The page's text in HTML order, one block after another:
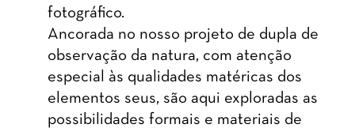
fotográfico.
Ancorada no nosso projeto de dupla de
observação da natura, com atenção
especial às qualidades matéricas dos
elementos seus, são aqui exploradas as
possibilidades formais e materiais de